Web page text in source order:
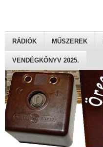
RÁDIÓK MŰSZEREK
VENDÉGKÖNYV 2025.